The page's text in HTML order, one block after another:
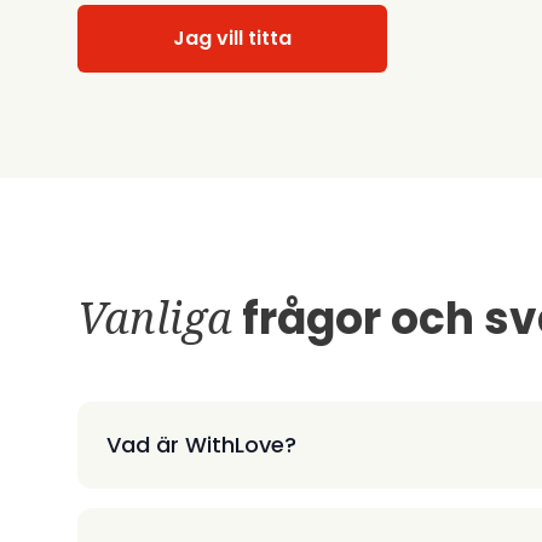
Jag vill titta
Vanligafrågor och
Vad är WithLove?